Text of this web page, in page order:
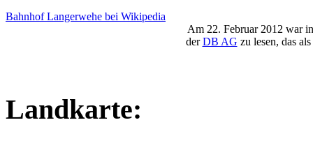
Bahnhof Langerwehe bei Wikipedia
Am 22. Februar 2012 war
derDB AG zu lesen, das als
Landkarte: